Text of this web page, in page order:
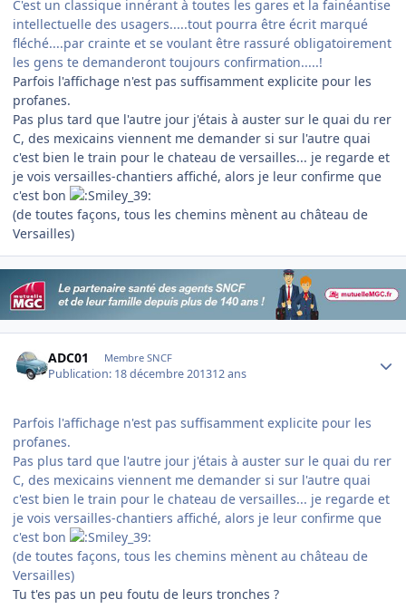
C'est un classique innérant à toutes les gares et la fainéantise
intellectuelle des usagers.....tout pourra être écrit marqué
fléché....par crainte et se voulant être rassuré obligatoirement
les gens te demanderont toujours confirmation.....!
Parfois l'affichage n'est pas suffisamment explicite pour les
profanes.
Pas plus tard que l'autre jour j'étais à auster sur le quai du rer
C, des mexicains viennent me demander si sur l'autre quai
c'est bien le train pour le chateau de versailles... je regarde et
je vois versailles-chantiers affiché, alors je leur confirme que
c'est bon
(de toutes façons, tous les chemins mènent au château de
Versailles)
ADC01 Membre SNCF
Publication: 18 décembre 201312 ans
Parfois l'affichage n'est pas suffisamment explicite pour les
profanes.
Pas plus tard que l'autre jour j'étais à auster sur le quai du rer
C, des mexicains viennent me demander si sur l'autre quai
c'est bien le train pour le chateau de versailles... je regarde et
je vois versailles-chantiers affiché, alors je leur confirme que
c'est bon
(de toutes façons, tous les chemins mènent au château de
Versailles)
Tu t'es pas un peu foutu de leurs tronches ?